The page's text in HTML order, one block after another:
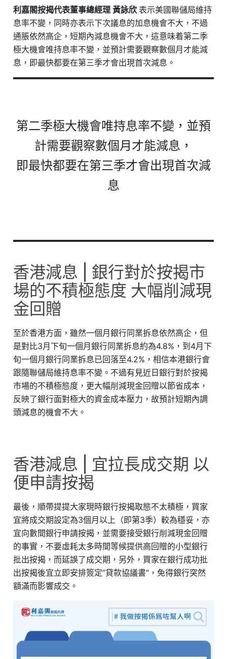
利嘉閣按揭代表董事總經理 黃詠欣表示美國聯儲局維持
息率不變，同時亦表示下次議息的加息機會不大，不過
通脹依然高企，短期內減息機會不大，這意味着第二季
極大機會唯持息率不變，並預計需要觀察數個月才能減
息，即最快都要在第三季才會出現首次減息。
第二季極大機會唯持息率不變，並預
計需要觀察數個月才能減息，
即最快都要在第三季才會出現首次減
息
香港減息 | 銀行對於按揭市
場的不積極態度 大幅削減現
金回贈
至於香港方面，雖然一個月銀行同業拆息依然高企，但
是對比3月下旬一個月銀行同業拆息約為4.8%，到4月下
旬一個月銀行同業拆息已回落至4.2%，相信本港銀行會
跟隨聯儲局維持息率不變。不過有見近日銀行對於按揭
市場的不積極態度，更大幅削減現金回贈以節省成本，
反映了銀行面對極大的資金成本壓力，故預計短期內調
頭減息的機會不大。
香港減息 | 宜拉長成交期 以
便申請按揭
最後，順帶提提大家現時銀行按揭取態不太積極，買家
宜將成交期設定為3個月以上（即第3季）較為穩妥，亦
宜向數間銀行申請按揭，並需要接受銀行削減現金回贈
的事實，不要虛耗太多時間等候提供高回贈的小型銀行
批出按揭，而延誤了成交期，另外，買家在銀行成功批
出按揭後宜立即安排簽定‘’貸款協議書‘’，免得銀行突然
額滿而影響成交。